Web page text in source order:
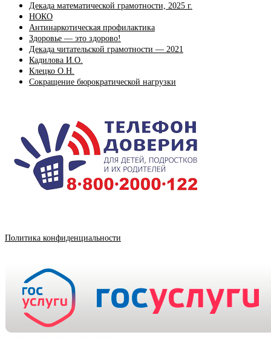
Декада математической грамотности, 2025 г.
НОКО
Антинаркотическая профилактика
Здоровье — это здорово!
Декада читательской грамотности — 2021
Кадилова И.О.
Клецко О.Н.
Сокращение бюрократической нагрузки
Политика конфиденциальности